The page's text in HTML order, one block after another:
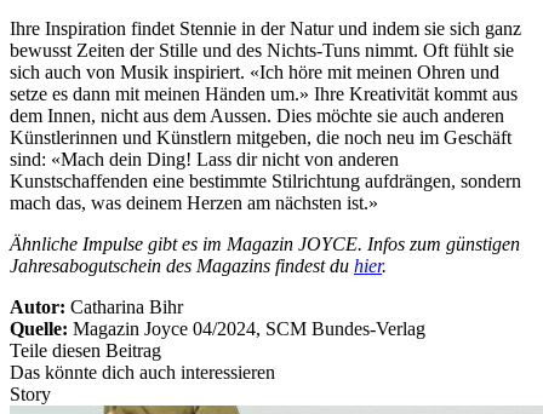
Ihre Inspiration findet Stennie in der Natur und indem sie sich ganz
bewusst Zeiten der Stille und des Nichts-Tuns nimmt. Oft fühlt sie
sich auch von Musik inspiriert. «Ich höre mit meinen Ohren und
setze es dann mit meinen Händen um.» Ihre Kreativität kommt aus
dem Innen, nicht aus dem Aussen. Dies möchte sie auch anderen
Künstlerinnen und Künstlern mitgeben, die noch neu im Geschäft
sind: «Mach dein Ding! Lass dir nicht von anderen
Kunstschaffenden eine bestimmte Stilrichtung aufdrängen, sondern
mach das, was deinem Herzen am nächsten ist.»
Ähnliche Impulse gibt es im Magazin JOYCE. Infos zum günstigen
Jahresabogutschein des Magazins findest du hier.
Autor: Catharina Bihr
Quelle: Magazin Joyce 04/2024, SCM Bundes-Verlag
Teile diesen Beitrag
Das könnte dich auch interessieren
Story